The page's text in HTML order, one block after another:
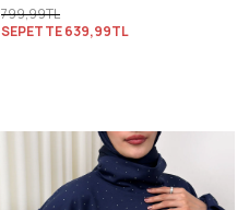
799,99TL
SEPETTE639,99TL